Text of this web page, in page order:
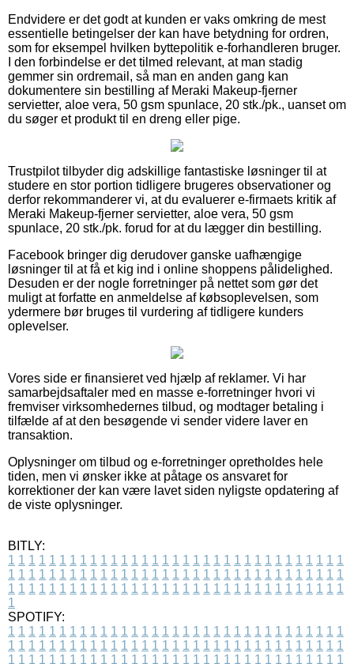
Endvidere er det godt at kunden er vaks omkring de mest
essentielle betingelser der kan have betydning for ordren,
som for eksempel hvilken byttepolitik e-forhandleren bruger.
I den forbindelse er det tilmed relevant, at man stadig
gemmer sin ordremail, så man en anden gang kan
dokumentere sin bestilling af Meraki Makeup-fjerner
servietter, aloe vera, 50 gsm spunlace, 20 stk./pk., uanset om
du søger et produkt til en dreng eller pige.
Trustpilot tilbyder dig adskillige fantastiske løsninger til at
studere en stor portion tidligere brugeres observationer og
derfor rekommanderer vi, at du evaluerer e-firmaets kritik af
Meraki Makeup-fjerner servietter, aloe vera, 50 gsm
spunlace, 20 stk./pk. forud for at du lægger din bestilling.
Facebook bringer dig derudover ganske uafhængige
løsninger til at få et kig ind i online shoppens pålidelighed.
Desuden er der nogle forretninger på nettet som gør det
muligt at forfatte en anmeldelse af købsoplevelsen, som
ydermere bør bruges til vurdering af tidligere kunders
oplevelser.
Vores side er finansieret ved hjælp af reklamer. Vi har
samarbejdsaftaler med en masse e-forretninger hvori vi
fremviser virksomhedernes tilbud, og modtager betaling i
tilfælde af at den besøgende vi sender videre laver en
transaktion.
Oplysninger om tilbud og e-forretninger opretholdes hele
tiden, men vi ønsker ikke at påtage os ansvaret for
korrektioner der kan være lavet siden nyligste opdatering af
de viste oplysninger.
BITLY:
1 1 1 1 1 1 1 1 1 1 1 1 1 1 1 1 1 1 1 1 1 1 1 1 1 1 1 1 1 1 1 1 1
1 1 1 1 1 1 1 1 1 1 1 1 1 1 1 1 1 1 1 1 1 1 1 1 1 1 1 1 1 1 1 1 1
1 1 1 1 1 1 1 1 1 1 1 1 1 1 1 1 1 1 1 1 1 1 1 1 1 1 1 1 1 1 1 1 1
1
SPOTIFY:
1 1 1 1 1 1 1 1 1 1 1 1 1 1 1 1 1 1 1 1 1 1 1 1 1 1 1 1 1 1 1 1 1
1 1 1 1 1 1 1 1 1 1 1 1 1 1 1 1 1 1 1 1 1 1 1 1 1 1 1 1 1 1 1 1 1
1 1 1 1 1 1 1 1 1 1 1 1 1 1 1 1 1 1 1 1 1 1 1 1 1 1 1 1 1 1 1 1 1